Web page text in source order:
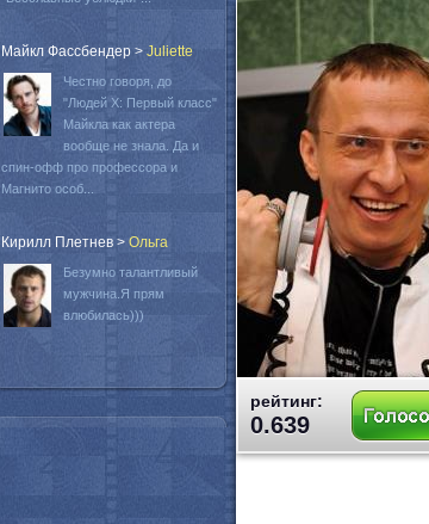
рейтинг:
0.639
Майкл Фассбендер > Juliette
Честно говоря, до
"Людей Х: Первый класс"
Майкла как актера
вообще не знала. Да и
спин-офф про профессора и
Магнито особ...
Кирилл Плетнев > Oльга
Безумно талантливый
мужчина.Я прям
влюбилась)))